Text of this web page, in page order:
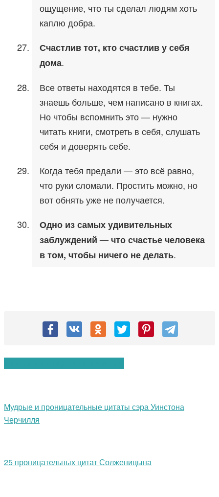
ощущение, что ты сделал людям хоть
каплю добра.
Счастлив тот, кто счастлив у себя
дома.
Все ответы находятся в тебе. Ты
знаешь больше, чем написано в книгах.
Но чтобы вспомнить это — нужно
читать книги, смотреть в себя, слушать
себя и доверять себе.
Когда тебя предали — это всё равно,
что руки сломали. Простить можно, но
вот обнять уже не получается.
Одно из самых удивительных
заблуждений — что счастье человека
в том, чтобы ничего не делать.
Мудрые и проницательные цитаты сэра Уинстона
Черчилля
25 проницательных цитат Солженицына